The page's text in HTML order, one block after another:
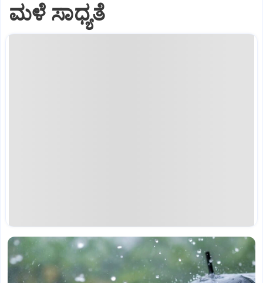
ಮಳೆ ಸಾಧ್ಯತೆ